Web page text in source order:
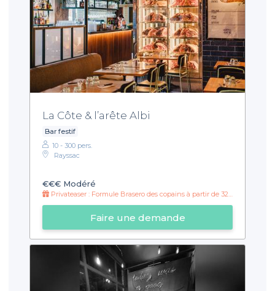
La Côte & l’arête Albi
Bar festif
10 - 300 pers.
Rayssac
€€€ Modéré
Privateaser : Formule Brasero des copains à partir de 32€ !
Faire une demande